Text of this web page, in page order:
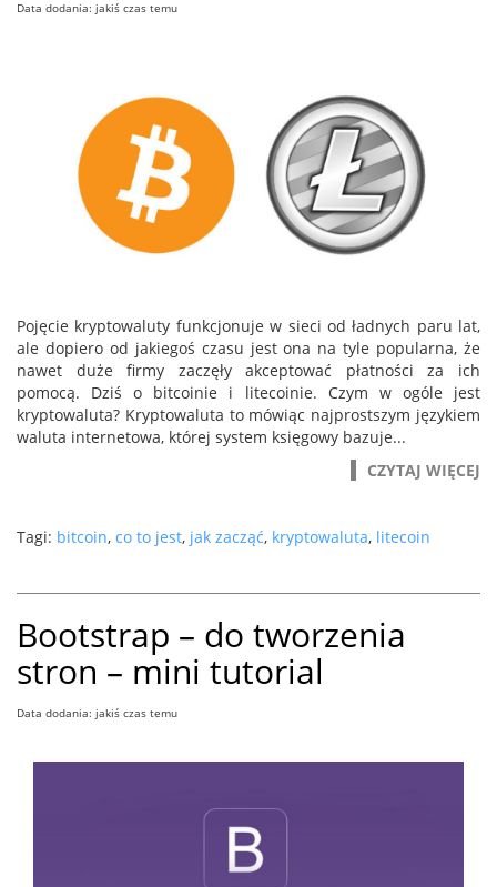
Data dodania: jakiś czas temu
Pojęcie kryptowaluty funkcjonuje w sieci od ładnych paru lat,
ale dopiero od jakiegoś czasu jest ona na tyle popularna, że
nawet duże firmy zaczęły akceptować płatności za ich
pomocą. Dziś o bitcoinie i litecoinie. Czym w ogóle jest
kryptowaluta? Kryptowaluta to mówiąc najprostszym językiem
waluta internetowa, której system księgowy bazuje...
CZYTAJ WIĘCEJ
Tagi: bitcoin, co to jest, jak zacząć, kryptowaluta, litecoin
Bootstrap – do tworzenia
stron – mini tutorial
Data dodania: jakiś czas temu